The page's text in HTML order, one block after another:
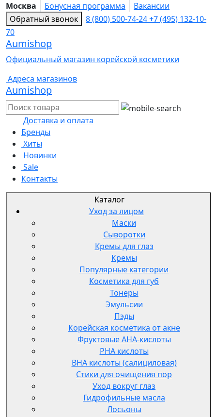
Москва Бонусная программа
Вакансии
Обратный звонок
8 (800) 500-74-24+7 (495) 132-10-
70
Aumishop
Официальный магазин корейской косметики
Адреса магазинов
Aumishop
Доставка и оплата
Бренды
Хиты
Новинки
Sale
Контакты
Каталог
Уход за лицом
Маски
Сыворотки
Кремы для глаз
Кремы
Популярные категории
Косметика для губ
Тонеры
Эмульсии
Пэды
Корейская косметика от акне
Фруктовые AHA-кислоты
PHA кислоты
BHA кислоты (салициловая)
Стики для очищения пор
Уход вокруг глаз
Гидрофильные масла
Лосьоны